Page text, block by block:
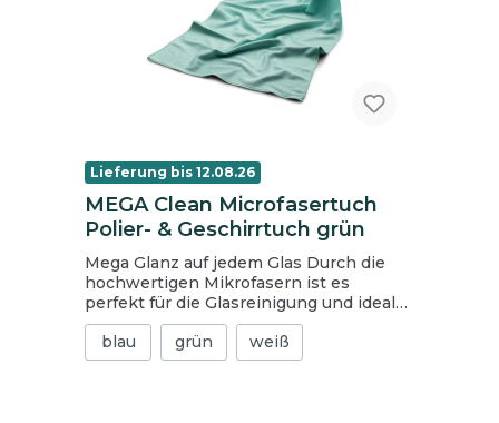
Lieferung bis 12.08.26
MEGA Clean Microfasertuch
Polier- & Geschirrtuch grün
Mega Glanz auf jedem Glas Durch die
hochwertigen Mikrofasern ist es
perfekt für die Glasreinigung und ideal
für große Flächen Als Lederersatz
geeignet Mit stabilem Aufhänger Mit
doppelt vernähtem Kantenschutz und
blau grün weiß